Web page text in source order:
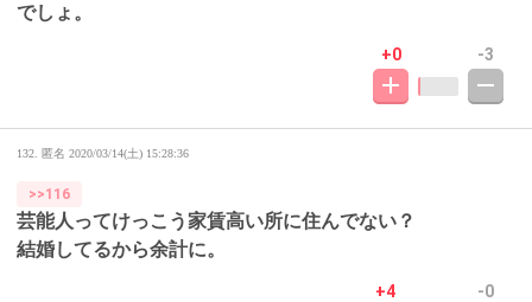
でしょ。
+0 -3
132. 匿名 2020/03/14(土) 15:28:36
>>116
芸能人ってけっこう家賃高い所に住んでない？
結婚してるから余計に。
+4 -0